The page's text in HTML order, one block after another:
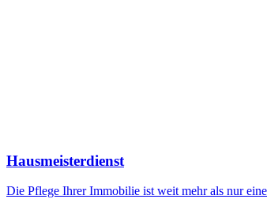
Hausmeisterdienst
Die Pflege Ihrer Immobilie ist weit mehr als nur